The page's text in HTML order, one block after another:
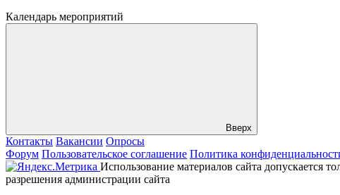
Календарь мероприятий
Вверх
Контакты Вакансии Опросы
Форум Пользовательское соглашение Политика
Использование материалов сайта допускается
разрешения администрации сайта